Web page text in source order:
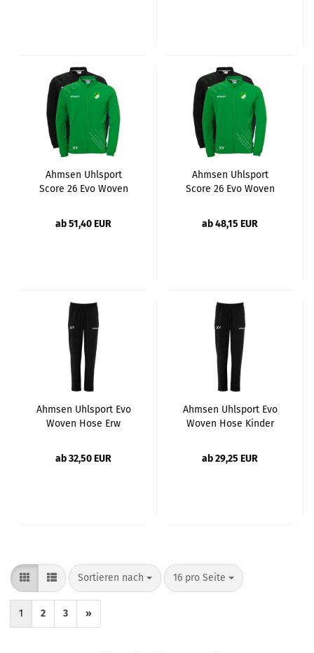
Ahmsen Uhlsport
Score 26 Evo Woven
ab 51,40 EUR
Ahmsen Uhlsport
Score 26 Evo Woven
ab 48,15 EUR
Ahmsen Uhlsport Evo
Woven Hose Erw
ab 32,50 EUR
Ahmsen Uhlsport Evo
Woven Hose Kinder
ab 29,25 EUR
Sortieren nach
Sortieren nach 16 pro Seite
pro Seite
1 2 3 »